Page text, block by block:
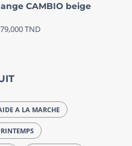
CAMBIO beige
TND
A LA MARCHE